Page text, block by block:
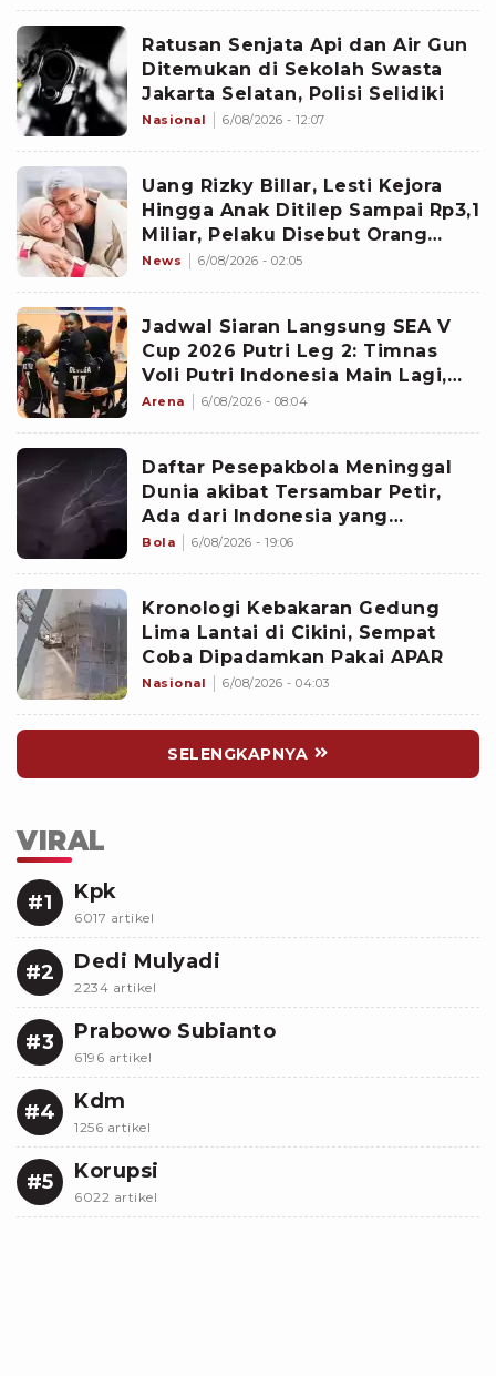
Ratusan Senjata Api dan Air Gun
Ditemukan di Sekolah Swasta
Jakarta Selatan, Polisi Selidiki
Nasional 6/08/2026 - 12:07
Uang Rizky Billar, Lesti Kejora
Hingga Anak Ditilep Sampai Rp3,1
Miliar, Pelaku Disebut Orang
Terdekat
News 6/08/2026 - 02:05
Jadwal Siaran Langsung SEA V
Cup 2026 Putri Leg 2: Timnas
Voli Putri Indonesia Main Lagi,
Langsung Hadapi Vietnam
Arena 6/08/2026 - 08:04
Daftar Pesepakbola Meninggal
Dunia akibat Tersambar Petir,
Ada dari Indonesia yang
Namanya sudah Tersohor
Bola 6/08/2026 - 19:06
Kronologi Kebakaran Gedung
Lima Lantai di Cikini, Sempat
Coba Dipadamkan Pakai APAR
Nasional 6/08/2026 - 04:03
SELENGKAPNYA
VIRAL
#1 Kpk
6017 artikel
#2 Dedi Mulyadi
2234 artikel
#3 Prabowo Subianto
6196 artikel
#4 Kdm
1256 artikel
#5 Korupsi
6022 artikel